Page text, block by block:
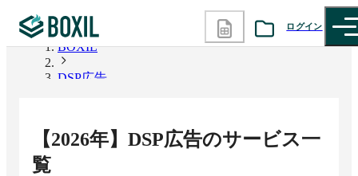
ログイン
カテゴリから探す
記事から探す
BOXIL
DSP広告
【2026年】 DSP広告のサービス一
覧